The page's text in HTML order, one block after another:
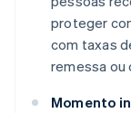
proteger
com taxas
remessa ou
Momento